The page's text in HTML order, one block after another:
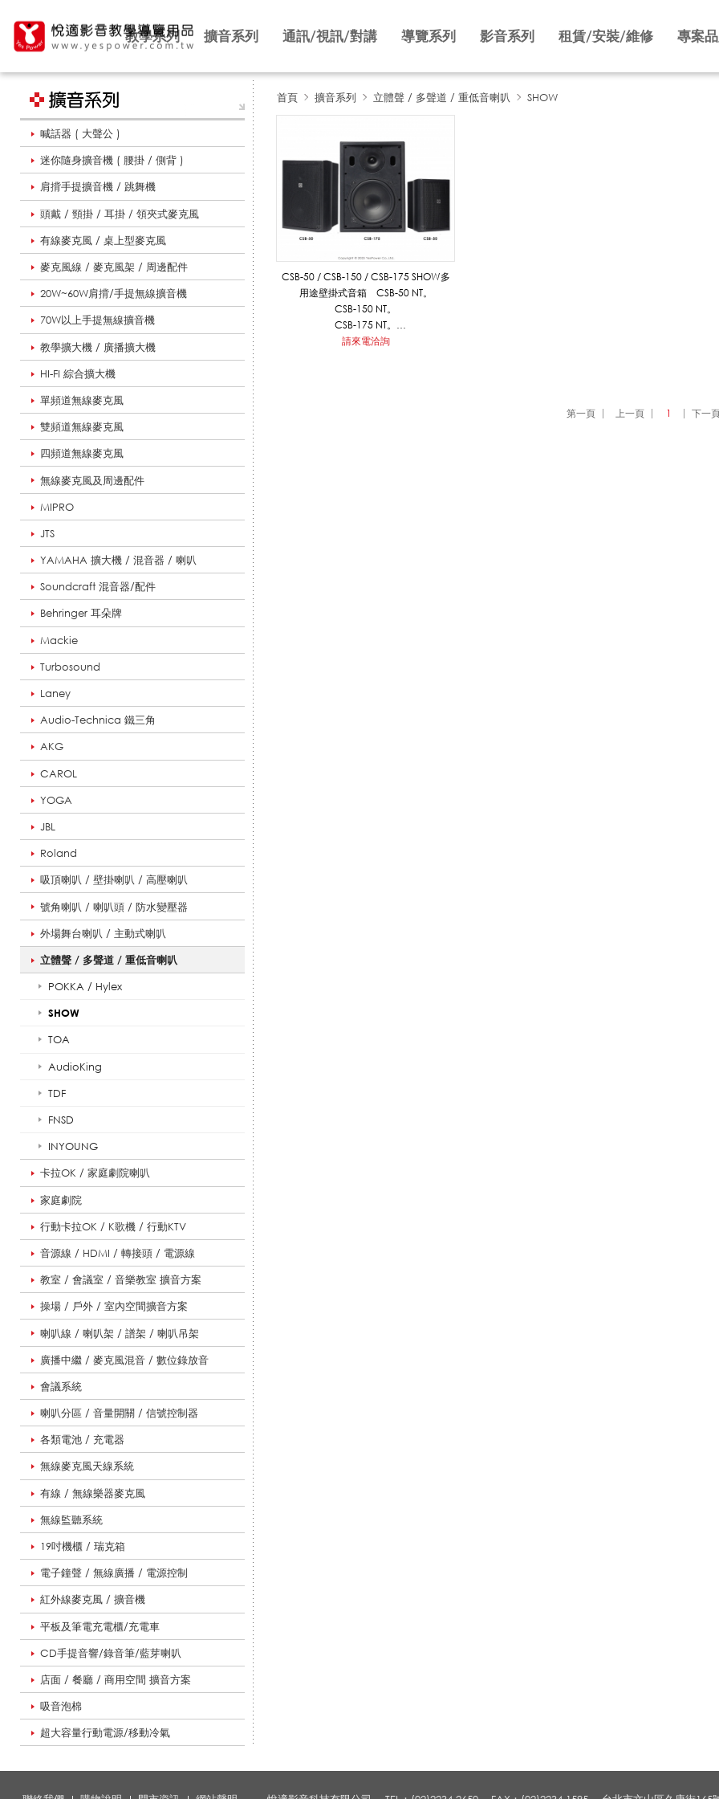
教學系列 擴音系列 通訊/視訊/對講 導覽系列 影音系列 租賃/安裝/維修 專案
喊話器 ( 大聲公 )
迷你隨身擴音機 ( 腰掛 / 側背 )
肩揹手提擴音機 / 跳舞機
頭戴 / 頸掛 / 耳掛 / 領夾式麥克風
有線麥克風 / 桌上型麥克風
麥克風線 / 麥克風架 / 周邊配件
20W~60W肩揹/手提無線擴音機
70W以上手提無線擴音機
教學擴大機 / 廣播擴大機
HI-FI 綜合擴大機
單頻道無線麥克風
雙頻道無線麥克風
四頻道無線麥克風
無線麥克風及周邊配件
MIPRO
JTS
YAMAHA 擴大機 / 混音器 / 喇叭
Soundcraft 混音器/配件
Behringer 耳朵牌
Mackie
Turbosound
Laney
Audio-Technica 鐵三角
AKG
CAROL
YOGA
JBL
Roland
吸頂喇叭 / 壁掛喇叭 / 高壓喇叭
號角喇叭 / 喇叭頭 / 防水變壓器
外場舞台喇叭 / 主動式喇叭
立體聲 / 多聲道 / 重低音喇叭
POKKA / Hylex
SHOW
TOA
AudioKing
TDF
FNSD
INYOUNG
卡拉OK / 家庭劇院喇叭
家庭劇院
行動卡拉OK / K歌機 / 行動KTV
音源線 / HDMI / 轉接頭 / 電源線
教室 / 會議室 / 音樂教室 擴音方案
操場 / 戶外 / 室內空間擴音方案
喇叭線 / 喇叭架 / 譜架 / 喇叭吊架
廣播中繼 / 麥克風混音 / 數位錄放音
會議系統
喇叭分區 / 音量開關 / 信號控制器
各類電池 / 充電器
無線麥克風天線系統
有線 / 無線樂器麥克風
無線監聽系統
19吋機櫃 / 瑞克箱
電子鐘聲 / 無線廣播 / 電源控制
紅外線麥克風 / 擴音機
平板及筆電充電櫃/充電車
CD手提音響/錄音筆/藍芽喇叭
店面 / 餐廳 / 商用空間 擴音方案
吸音泡棉
超大容量行動電源/移動冷氣
首頁 擴音系列 立體聲 / 多聲道 / 重低音喇叭 SHOW
O
CSB-50 / CSB-150 / CSB-175 SHOW多
用途壁掛式音箱 CSB-50 NT。
CSB-150 NT。
CSB-175 NT。
適用多種吊掛方式‧二音路喇叭，內建防高
請來電洽詢
第一頁 上一頁 1 下一